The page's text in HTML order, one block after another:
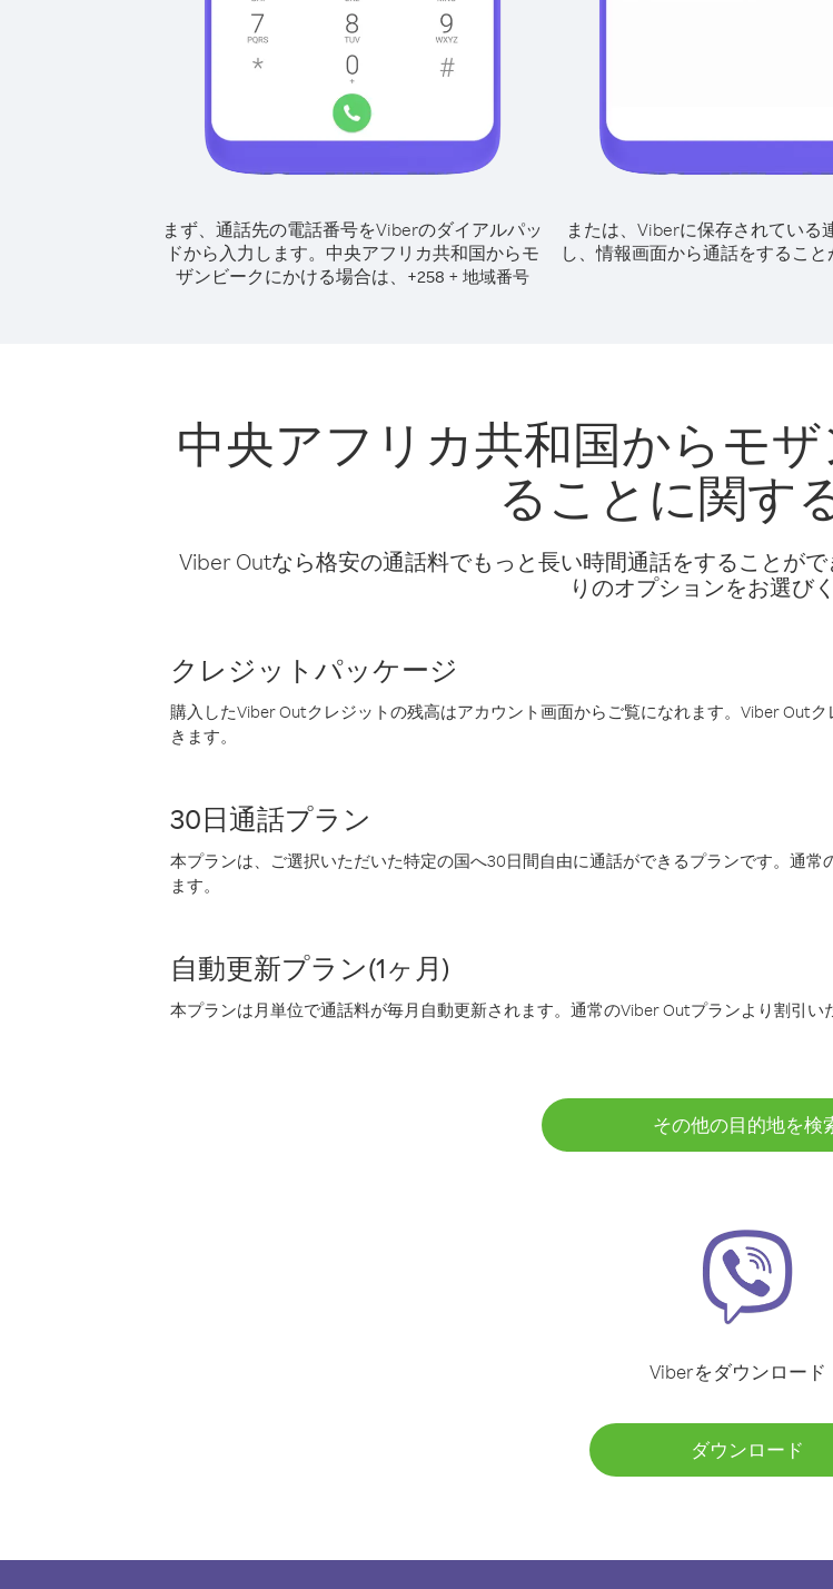
まず、通話先の電話番号をViberのダイアルパッ
ドから入力します。 中央アフリカ共和国からモ
ザンビークにかける場合は、 +258 + 地域番号
または、Viberに保存されている
し、情報画面から通話をすること
中央アフリカ共和国からモ
ることに関す
Viber Outなら格安の通話料でもっと長い時間通話をすることが
りのオプションをお選び
クレジットパッケージ
購入したViber Outクレジットの残高はアカウント画面からご覧になれます。Viber Out
きます。
30日通話プラン
本プランは、ご選択いただいた特定の国へ30日間自由に通話ができるプランです。通
ます。
自動更新プラン(1ヶ月)
本プランは月単位で通話料が毎月自動更新されます。通常のViber Outプランより割引い
その他の目的地を検
Viberをダウンロード
ダウンロード